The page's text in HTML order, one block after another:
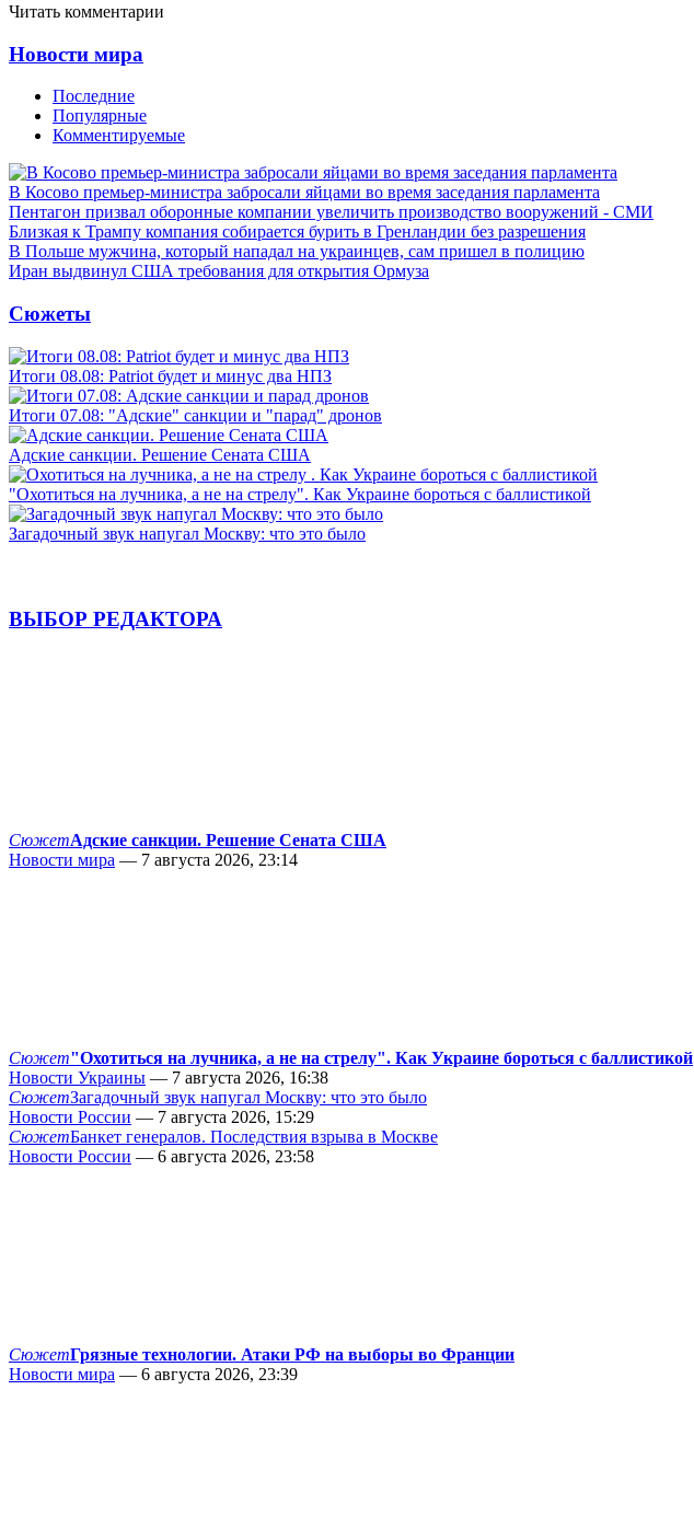
Читать комментарии
Новости мира
Последние
Популярные
Комментируемые
В Косово премьер-министра забросали яйцами во время заседания парламента
Пентагон призвал оборонные компании увеличить производство вооружений - СМИ
Близкая к Трампу компания собирается бурить в Гренландии без разрешения
В Польше мужчина, который нападал на украинцев, сам пришел в полицию
Иран выдвинул США требования для открытия Ормуза
Сюжеты
Итоги 08.08: Patriot будет и минус два НПЗ
Итоги 07.08: "Адские" санкции и "парад" дронов
Адские санкции. Решение Сената США
"Охотиться на лучника, а не на стрелу". Как Украине бороться с баллистикой
Загадочный звук напугал Москву: что это было
ВЫБОР РЕДАКТОРА
СюжетАдские санкции. Решение Сената США
Новости мира — 7 августа 2026, 23:14
Сюжет"Охотиться на лучника, а не на стрелу". Как Украине бороться с баллистикой
Новости Украины — 7 августа 2026, 16:38
СюжетЗагадочный звук напугал Москву: что это было
Новости России — 7 августа 2026, 15:29
СюжетБанкет генералов. Последствия взрыва в Москве
Новости России — 6 августа 2026, 23:58
СюжетГрязные технологии. Атаки РФ на выборы во Франции
Новости мира — 6 августа 2026, 23:39